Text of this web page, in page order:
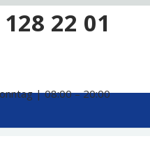
22 01
| 08:00 – 20:00